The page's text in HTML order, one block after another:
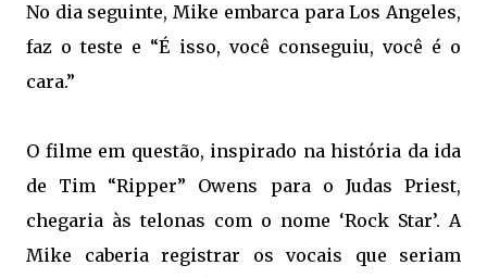
No dia seguinte, Mike embarca para Los Angeles,
faz o teste e “É isso, você conseguiu, você é o
cara.”
O filme em questão, inspirado na história da ida
de Tim “Ripper” Owens para o Judas Priest,
chegaria às telonas com o nome ‘Rock Star’. A
Mike caberia registrar os vocais que seriam